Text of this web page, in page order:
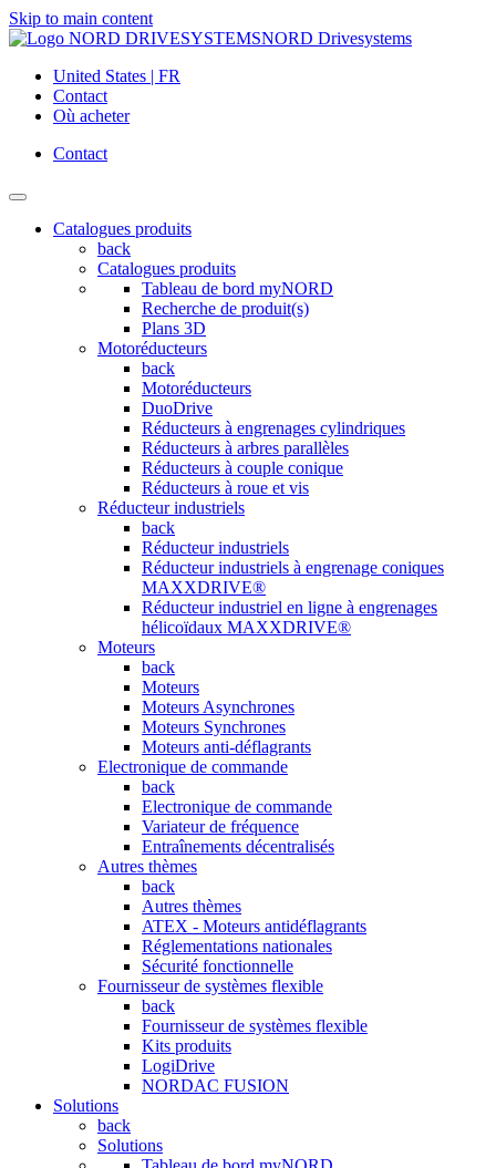
Skip to main content
NORD Drivesystems
United States | FR
Contact
Où acheter
Contact
Catalogues produits
back
Catalogues produits
Tableau de bord myNORD
Recherche de produit(s)
Plans 3D
Motoréducteurs
back
Motoréducteurs
DuoDrive
Réducteurs à engrenages cylindriques
Réducteurs à arbres parallèles
Réducteurs à couple conique
Réducteurs à roue et vis
Réducteur industriels
back
Réducteur industriels
Réducteur industriels à engrenage coniques
MAXXDRIVE®
Réducteur industriel en ligne à engrenages
hélicoïdaux MAXXDRIVE®
Moteurs
back
Moteurs
Moteurs Asynchrones
Moteurs Synchrones
Moteurs anti-déflagrants
Electronique de commande
back
Electronique de commande
Variateur de fréquence
Entraînements décentralisés
Autres thèmes
back
Autres thèmes
ATEX - Moteurs antidéflagrants
Réglementations nationales
Sécurité fonctionnelle
Fournisseur de systèmes flexible
back
Fournisseur de systèmes flexible
Kits produits
LogiDrive
NORDAC FUSION
Solutions
back
Solutions